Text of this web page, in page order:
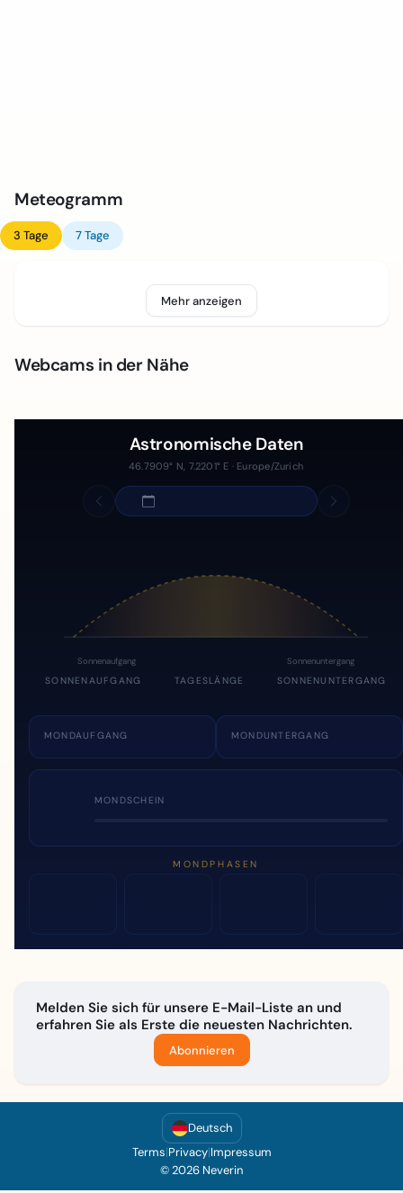
Meteogramm
3 Tage 7 Tage
Mehr anzeigen
Webcams in der Nähe
Astronomische Daten
46.7909° N, 7.2201° E · Europe/Zurich
Sonnenaufgang Sonnenuntergang
SONNENAUFGANG TAGESLÄNGE SONNENUNTERGANG
MONDAUFGANG MONDUNTERGANG
MONDSCHEIN
MONDPHASEN
Melden Sie sich für unsere E-Mail-Liste an und
erfahren Sie als Erste die neuesten Nachrichten.
Abonnieren
Deutsch
Terms|Privacy|Impressum
© 2026 Neverin